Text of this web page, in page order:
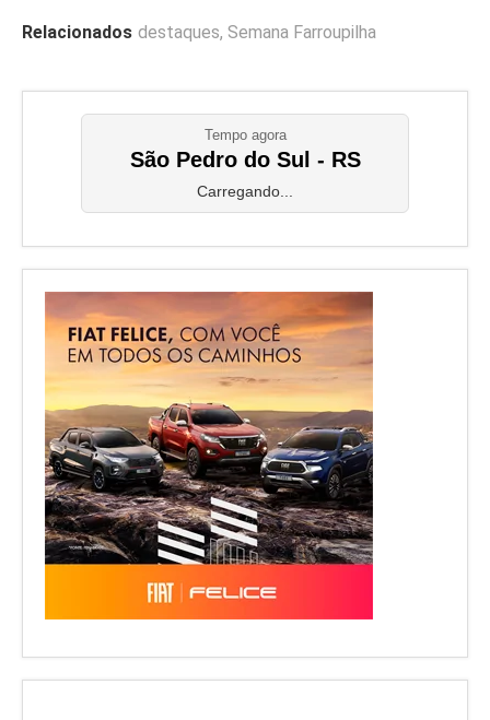
Relacionados destaques, Semana Farroupilha
Tempo agora
São Pedro do Sul - RS
Carregando...